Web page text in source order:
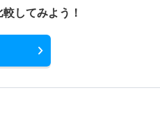
してみよう！